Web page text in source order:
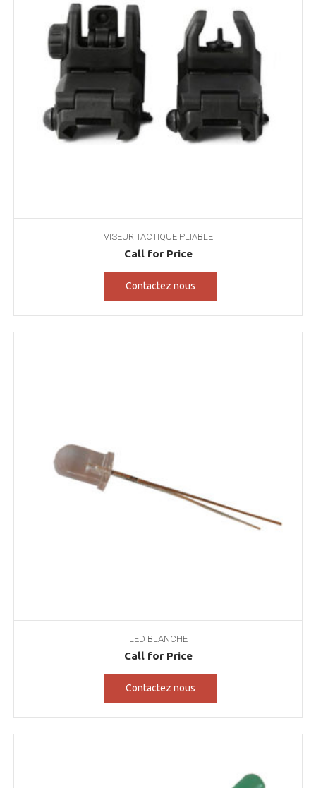
VISEUR TACTIQUE PLIABLE
Call for Price
Contactez nous
LED BLANCHE
Call for Price
Contactez nous